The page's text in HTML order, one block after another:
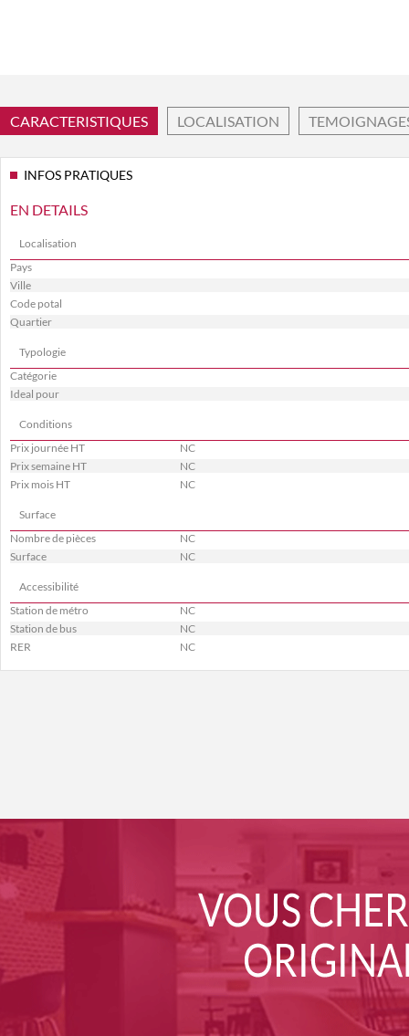
CARACTERISTIQUES LOCALISATION
INFOS PRATIQUES
EN DETAILS
Localisation
Pays
Ville
Code potal
Quartier
Typologie
Catégorie
Ideal pour
Conditions
Prix journée HT
NC
Prix semaine HT
NC
Prix mois HT
NC
Surface
Nombre de pièces
NC
Surface
NC
Accessibilité
Station de métro
NC
Station de bus
NC
RER
NC